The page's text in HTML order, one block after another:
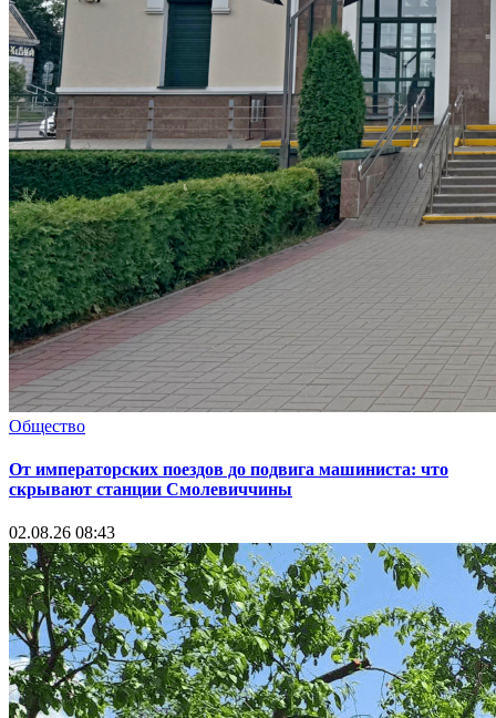
Общество
От императорских поездов до подвига машиниста: что
скрывают станции Смолевиччины
02.08.26 08:43